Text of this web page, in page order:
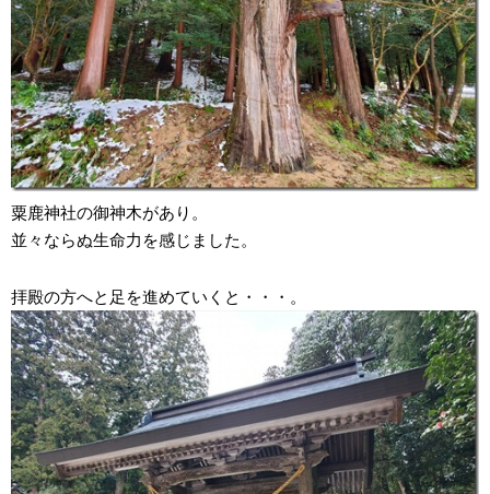
粟鹿神社の御神木があり。
並々ならぬ生命力を感じました。
拝殿の方へと足を進めていくと・・・。